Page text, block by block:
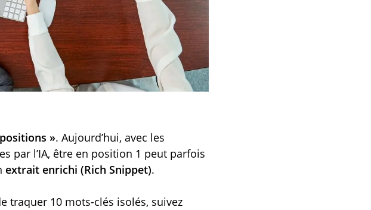
». Aujourd’hui, avec les
par l’IA, être en position 1 peut parfois
extrait enrichi (Rich Snippet).
traquer 10 mots-clés isolés, suivez